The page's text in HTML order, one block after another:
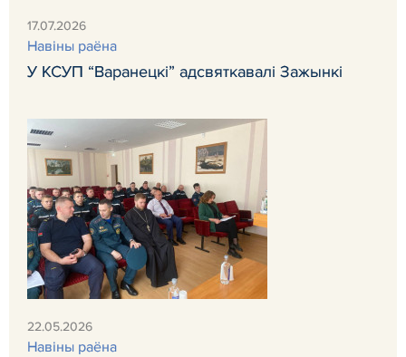
17.07.2026
Навiны раёна
У КСУП “Варанецкі” адсвяткавалі Зажынкі
22.05.2026
Навiны раёна